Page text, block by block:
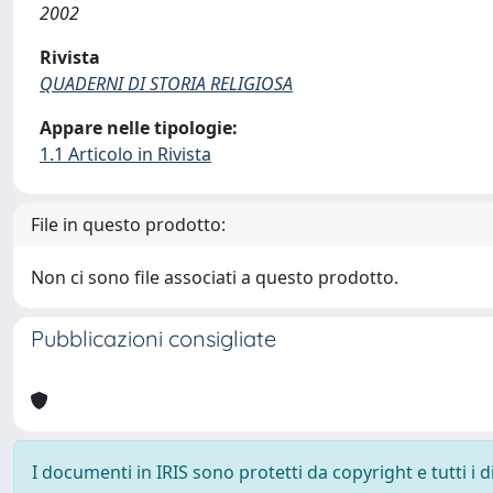
2002
Rivista
QUADERNI DI STORIA RELIGIOSA
Appare nelle tipologie:
1.1 Articolo in Rivista
File in questo prodotto:
Non ci sono file associati a questo prodotto.
Pubblicazioni consigliate
I documenti in IRIS sono protetti da copyright e tutti i